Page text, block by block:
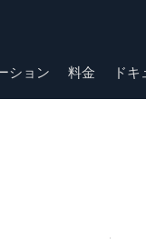
ション 料金 ドキ